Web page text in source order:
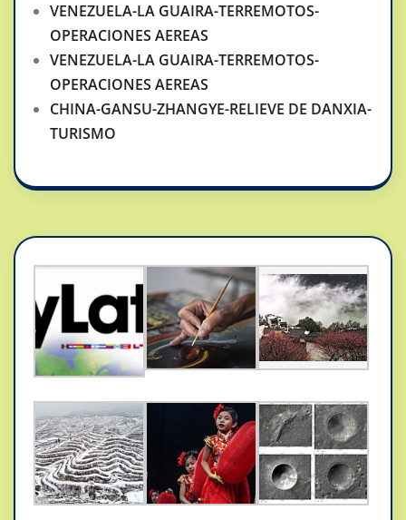
VENEZUELA-LA GUAIRA-TERREMOTOS-
OPERACIONES AEREAS
VENEZUELA-LA GUAIRA-TERREMOTOS-
OPERACIONES AEREAS
CHINA-GANSU-ZHANGYE-RELIEVE DE DANXIA-
TURISMO